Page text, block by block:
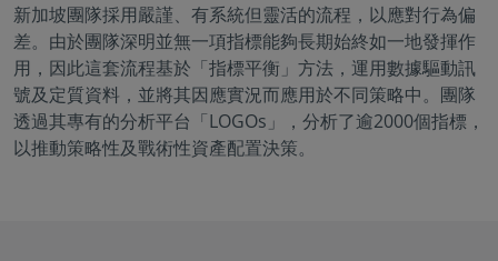
新加坡團隊採用嚴謹、有系統但靈活的流程，以應對行為偏
差。由於團隊深明並無一項指標能夠長期始終如一地發揮作
用，因此這套流程基於「指標平衡」方法，運用數據驅動訊
號及定質資料，並將其因應實況而應用於不同策略中。團隊
透過其專有的分析平台「LOGOs」，分析了逾2000個指標，
以推動策略性及戰術性資產配置決策。